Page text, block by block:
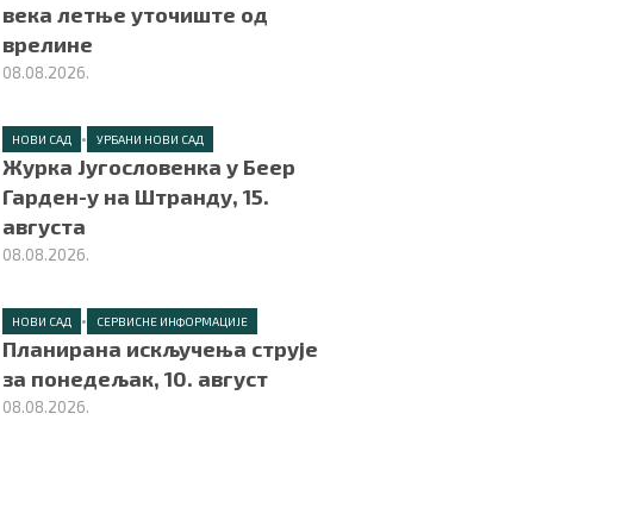
века летње уточиште од
врелине
08.08.2026.
НОВИ САД • УРБАНИ НОВИ САД
Журка Југословенка у Беер
Гарден-у на Штранду, 15.
августа
08.08.2026.
НОВИ САД • СЕРВИСНЕ ИНФОРМАЦИЈЕ
Планирана искључења струје
за понедељак, 10. август
08.08.2026.